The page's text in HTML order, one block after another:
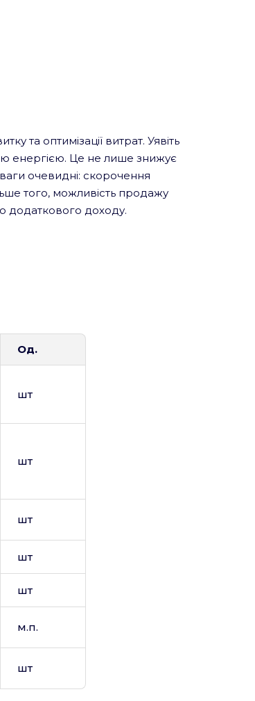
та оптимізації витрат. Уявіть
енергією. Це не лише знижує
очевидні: скорочення
того, можливість продажу
додаткового доходу.
Од.
шт
шт
шт
шт
шт
м.п.
шт